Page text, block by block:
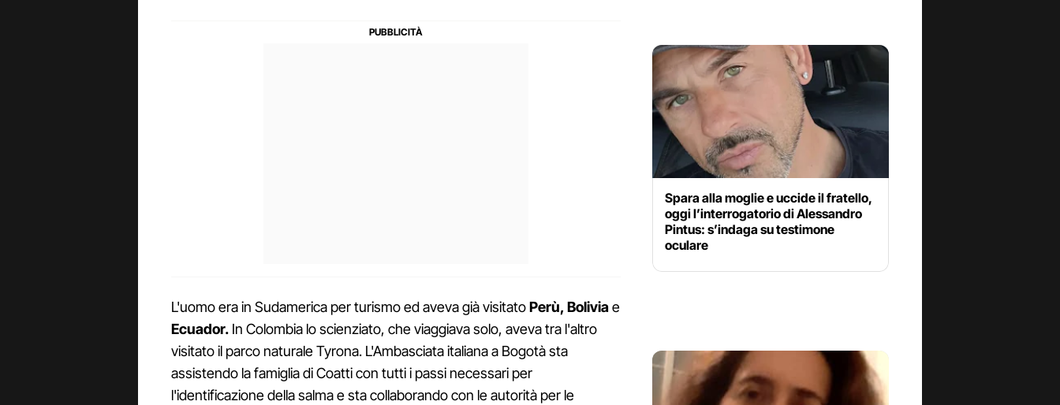
L'uomo era in Sudamerica per turismo ed aveva già visitatoPerù, Boliviae
Ecuador. In Colombia lo scienziato, che viaggiava solo, aveva tra l'altro
visitato il parco naturale Tyrona. L'Ambasciata italiana a Bogotà sta
assistendo la famiglia di Coatti con tutti i passi necessari per
l'identificazione della salma e sta collaborando con le autorità per le
Spara alla moglie e uccide il fratello,
oggi l’interrogatorio di Alessandro
Pintus: s’indaga su testimone
oculare